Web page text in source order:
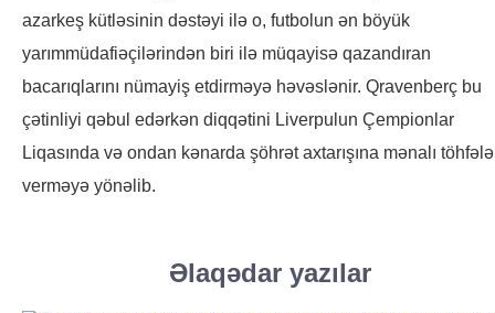
azarkeş kütləsinin dəstəyi ilə o, futbolun ən böyük
yarımmüdafiəçilərindən biri ilə müqayisə qazandıran
bacarıqlarını nümayiş etdirməyə həvəslənir. Qravenberç bu
çətinliyi qəbul edərkən diqqətini Liverpulun Çempionlar
Liqasında və ondan kənarda şöhrət axtarışına mənalı
verməyə yönəlib.
Əlaqədar yazılar